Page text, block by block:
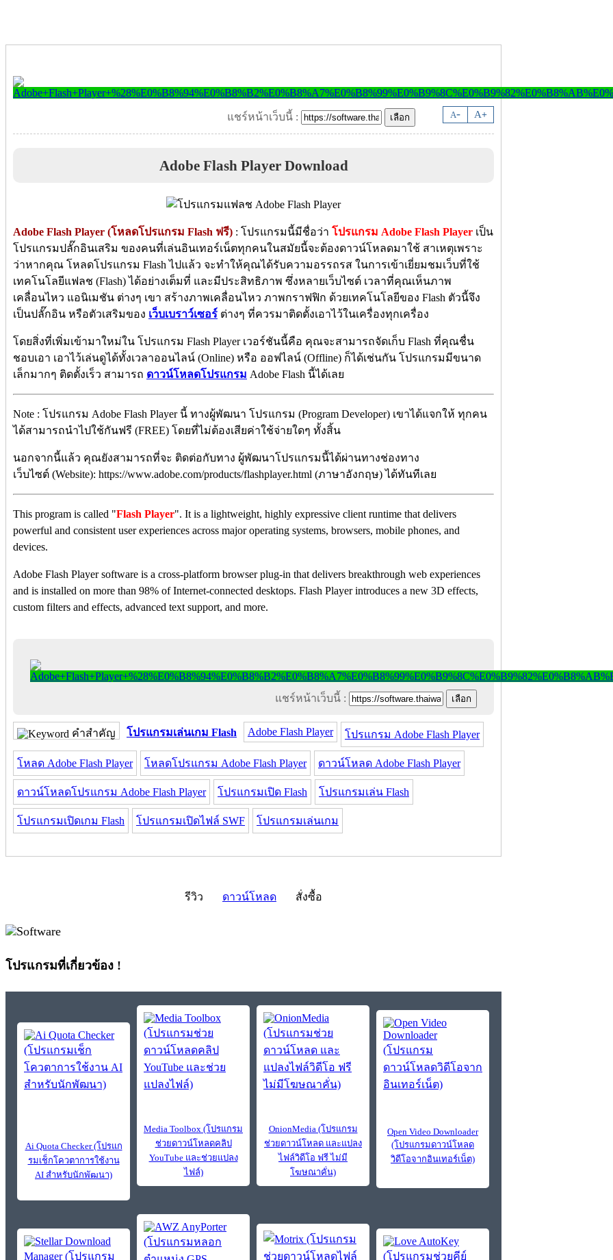
A- A+
แชร์หน้าเว็บนี้ :
Adobe Flash Player Download
Adobe Flash Player (โหลดโปรแกรม Flash ฟรี) : โปรแกรมนี้มีชื่อว่า โปรแกรม Adobe Flash Player เป็น
โปรแกรมปลั๊กอินเสริม ของคนที่เล่นอินเทอร์เน็ตทุกคนในสมัยนี้จะต้องดาวน์โหลดมาใช้ สาเหตุเพราะ
ว่าหากคุณ โหลดโปรแกรม Flash ไปแล้ว จะทำให้คุณได้รับความอรรถรส ในการเข้าเยี่ยมชมเว็บที่ใช้
เทคโนโลยีแฟลช (Flash) ได้อย่างเต็มที่ และมีประสิทธิภาพ ซึ่งหลายเว็บไซต์ เวลาที่คุณเห็นภาพ
เคลื่อนไหว แอนิเมชัน ต่างๆ เขา สร้างภาพเคลื่อนไหว ภาพกราฟฟิก ด้วยเทคโนโลยีของ Flash ตัวนี้จึง
เป็นปลั๊กอิน หรือตัวเสริมของ เว็บเบราว์เซอร์ ต่างๆ ที่ควรมาติดตั้งเอาไว้ในเครื่องทุกเครื่อง
โดยสิ่งที่เพิ่มเข้ามาใหม่ใน โปรแกรม Flash Player เวอร์ชันนี้คือ คุณจะสามารถจัดเก็บ Flash ที่คุณชื่น
ชอบเอา เอาไว้เล่นดูได้ทั้งเวลาออนไลน์ (Online) หรือ ออฟไลน์ (Offline) ก็ได้เช่นกัน โปรแกรมมีขนาด
เล็กมากๆ ติดตั้งเร็ว สามารถ ดาวน์โหลดโปรแกรม Adobe Flash นี้ได้เลย
Note : โปรแกรม Adobe Flash Player นี้ ทางผู้พัฒนา โปรแกรม (Program Developer) เขาได้แจกให้ ทุกคน
ได้สามารถนำไปใช้กันฟรี (FREE) โดยที่ไม่ต้องเสียค่าใช้จ่ายใดๆ ทั้งสิ้น
นอกจากนี้แล้ว คุณยังสามารถที่จะ ติดต่อกับทาง ผู้พัฒนาโปรแกรมนี้ได้ผ่านทางช่องทาง
เว็บไซต์ (Website): https://www.adobe.com/products/flashplayer.html (ภาษาอังกฤษ) ได้ทันทีเลย
This program is called "Flash Player". It is a lightweight, highly expressive client runtime that delivers
powerful and consistent user experiences across major operating systems, browsers, mobile phones, and
devices.
Adobe Flash Player software is a cross-platform browser plug-in that delivers breakthrough web experiences
and is installed on more than 98% of Internet-connected desktops. Flash Player introduces a new 3D effects,
custom filters and effects, advanced text support, and more.
แชร์หน้าเว็บนี้ :
คำสำคัญ โปรแกรมเล่นเกม Flash Adobe Flash Player โปรแกรม Adobe Flash Player
โหลด Adobe Flash Player โหลดโปรแกรม Adobe Flash Player ดาวน์โหลด Adobe Flash Player
ดาวน์โหลดโปรแกรม Adobe Flash Player โปรแกรมเปิด Flash โปรแกรมเล่น Flash
โปรแกรมเปิดเกม Flash โปรแกรมเปิดไฟล์ SWF โปรแกรมเล่นเกม
รีวิว ดาวน์โหลด สั่งซื้อ
โปรแกรมที่เกี่ยวข้อง !
Ai Quota Checker (โปรแก
รมเช็กโควตาการใช้งาน
AI สำหรับนักพัฒนา)
Media Toolbox (โปรแกรม
ช่วยดาวน์โหลดคลิป
YouTube และช่วยแปลง
ไฟล์)
OnionMedia (โปรแกรม
ช่วยดาวน์โหลด และแปลง
ไฟล์วิดีโอ ฟรี ไม่มี
โฆษณาคั่น)
Open Video Downloader
(โปรแกรมดาวน์โหลด
วิดีโอจากอินเทอร์เน็ต)